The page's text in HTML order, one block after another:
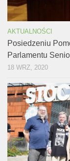
AKTUALNOŚCI
Posiedzeniu
Parlamentu
18 WRZ, 2020